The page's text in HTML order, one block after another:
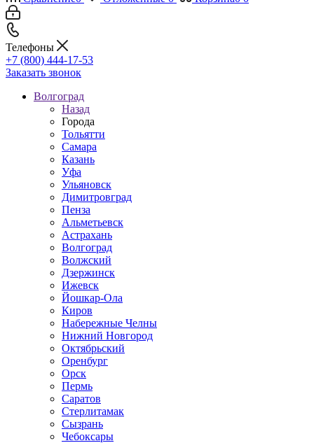
Телефоны
+7 (800) 444-17-53
Заказать звонок
Волгоград
Назад
Города
Тольятти
Самара
Казань
Уфа
Ульяновск
Димитровград
Пенза
Альметьевск
Астрахань
Волгоград
Волжский
Дзержинск
Ижевск
Йошкар-Ола
Киров
Набережные Челны
Нижний Новгород
Октябрьский
Оренбург
Орск
Пермь
Саратов
Стерлитамак
Сызрань
Чебоксары